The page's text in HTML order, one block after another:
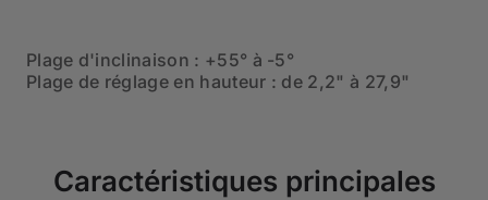
Plage d'inclinaison : +55° à -5°
Plage de réglage en hauteur : de 2,2" à 27,9"
Caractéristiques principales